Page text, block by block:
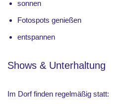
sonnen
Fotospots genießen
entspannen
Shows & Unterhaltung
Im Dorf finden regelmäßig statt: